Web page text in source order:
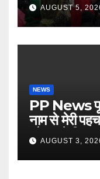
AUGUST 5,
NEWS
PP News
नाम से मेरी
चौपाल में दिया
AUGUST 3,